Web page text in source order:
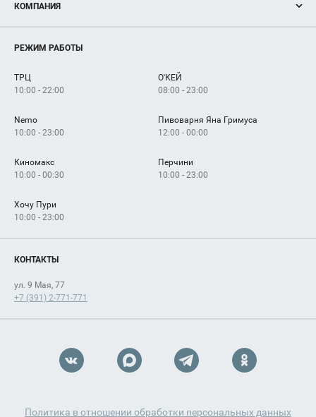
Новости
Магазины
Услуги
КОМПАНИЯ
Рекламодателям
Как добраться
РЕЖИМ РАБОТЫ
ТРЦ
10:00 - 22:00
О'КЕЙ
08:00 - 23:00
Nemo
10:00 - 23:00
Пивоварня Яна Гримуса
12:00 - 00:00
Киномакс
10:00 - 00:30
Перчини
10:00 - 23:00
Хочу Пури
10:00 - 23:00
КОНТАКТЫ
ул. 9 Мая, 77
+7 (391) 2-771-771
Политика в отношении обработки персональных данных